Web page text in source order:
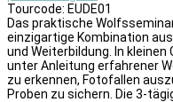
Tourcode: EUDE01
Das praktische
einzigartige Kombination
und Weiterbildung. In
unter Anleitung erfahrener
zu erkennen, Fotofallen
Proben zu sichern. Die 3-